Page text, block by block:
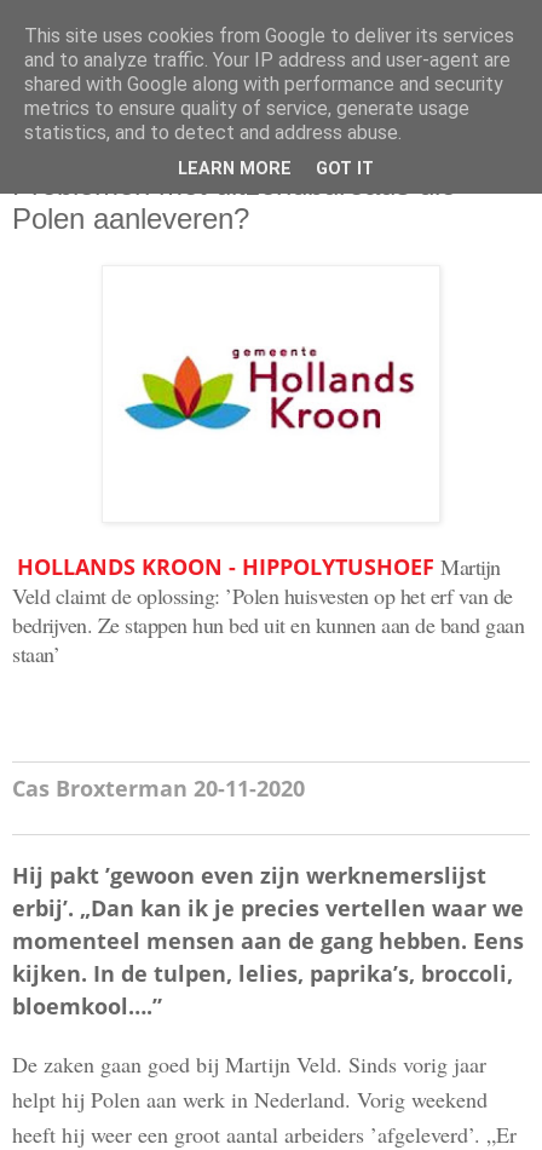
vrijdag 20 november 2020
Problemen met uitzendbureaus die
Polen aanleveren?
HOLLANDS KROON - HIPPOLYTUSHOEF Martijn
Veld claimt de oplossing: ’Polen huisvesten op het erf van de
bedrijven. Ze stappen hun bed uit en kunnen aan de band gaan
staan’
Cas Broxterman 20-11-2020
Hij pakt ’gewoon even zijn werknemerslijst
erbij’. „Dan kan ik je precies vertellen waar we
momenteel mensen aan de gang hebben. Eens
kijken. In de tulpen, lelies, paprika’s, broccoli,
bloemkool….”
De zaken gaan goed bij Martijn Veld. Sinds vorig jaar
helpt hij Polen aan werk in Nederland. Vorig weekend
heeft hij weer een groot aantal arbeiders ’afgeleverd’. „Er
This site uses cookies from Google to deliver its services
and to analyze traffic. Your IP address and user-agent are
shared with Google along with performance and security
metrics to ensure quality of service, generate usage
statistics, and to detect and address abuse.
LEARN MORE GOT IT